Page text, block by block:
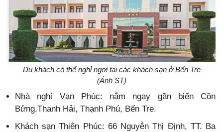
Du khách có thể nghỉ ngơi tại các khách sạn ở Bến Tre
(Ảnh ST)
Nhà nghỉ Vạn Phúc: nằm ngay gần biển Cồn
Bửng,Thanh Hải, Thạnh Phú, Bến Tre.
Khách sạn Thiên Phúc: 66 Nguyễn Thị Định, TT. Ba